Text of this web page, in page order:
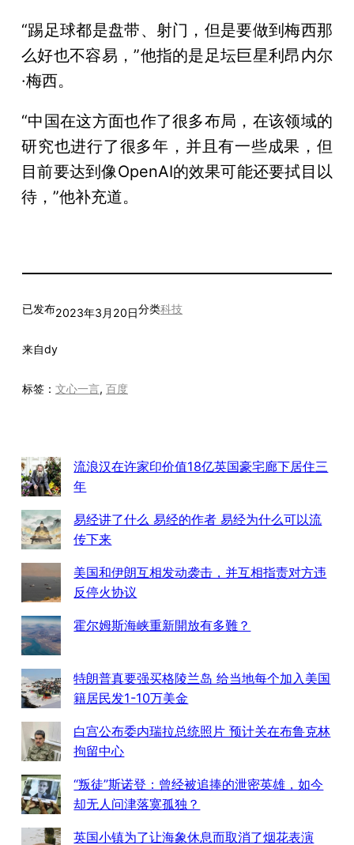
“踢足球都是盘带、射门，但是要做到梅西那
么好也不容易，”他指的是足坛巨星利昂内尔
·梅西。
“中国在这方面也作了很多布局，在该领域的
研究也进行了很多年，并且有一些成果，但
目前要达到像OpenAI的效果可能还要拭目以
待，”他补充道。
已发布2023年3月20日分类科技
来自dy
标签： 文心一言, 百度
流浪汉在许家印价值18亿英国豪宅廊下居住三
年
易经讲了什么 易经的作者 易经为什么可以流
传下来
美国和伊朗互相发动袭击，并互相指责对方违
反停火协议
霍尔姆斯海峡重新開放有多難？
特朗普真要强买格陵兰岛 给当地每个加入美国
籍居民发1-10万美金
白宫公布委内瑞拉总统照片 预计关在布鲁克林
拘留中心
“叛徒”斯诺登：曾经被追捧的泄密英雄，如今
却无人问津落寞孤独？
英国小镇为了让海象休息而取消了烟花表演